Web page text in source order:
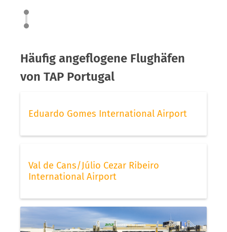
Häufig angeflogene Flughäfen
von TAP Portugal
Eduardo Gomes International Airport
Val de Cans/Júlio Cezar Ribeiro
International Airport